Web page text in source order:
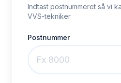
Indtast postnummeret så vi
VVS-tekniker
Postnummer